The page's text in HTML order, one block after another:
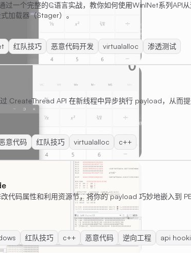
一个完整的C语言实战，教你如何使用WinINet系列API
加载器（Stager）。
红队技巧 恶意代码开发 virtualalloc 渗透测试
CreateThread API 在新线程中异步执行 payload，从而
意代码 红队技巧 virtualalloc c++
代码属性和利用资源节，将你的 payload 巧妙地嵌入到
红队技巧 c++ 恶意代码 逆向工程 api